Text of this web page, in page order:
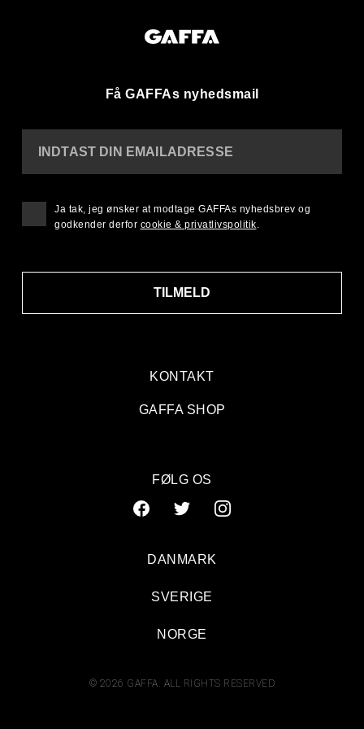
Få GAFFAs nyhedsmail
KONTAKT
GAFFA SHOP
INDTAST DIN EMAILADRESSE
TILMELD
Ja tak, jeg ønsker at modtage GAFFAs nyhedsbrev og
godkender derfor cookie & privatlivspolitik
FØLG OS
© 2026 GAFFA. ALL RIGHTS RESERVED
DANMARK
SVERIGE
NORGE